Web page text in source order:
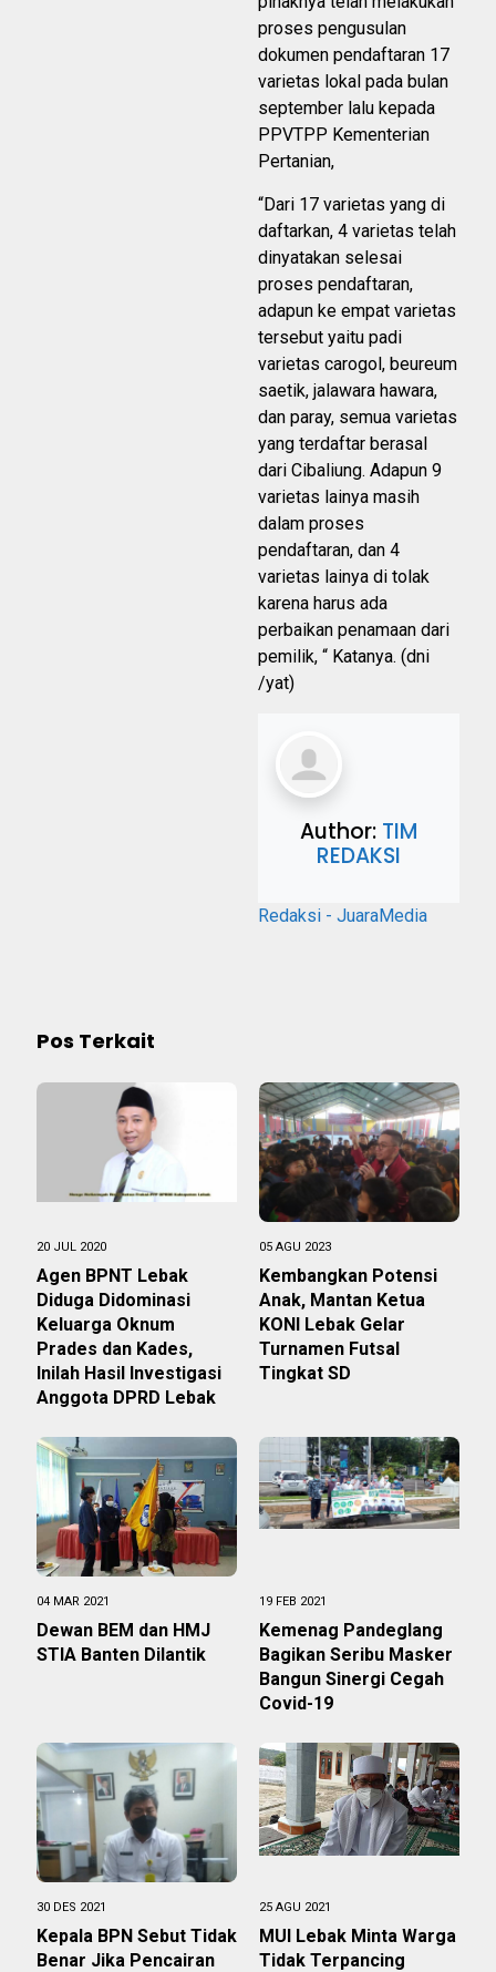
proses pengusulan
dokumen pendaftaran 17
varietas lokal pada bulan
september lalu kepada
PPVTPP Kementerian
Pertanian,
“Dari 17 varietas yang di
daftarkan, 4 varietas telah
dinyatakan selesai
proses pendaftaran,
adapun ke empat varietas
tersebut yaitu padi
varietas carogol, beureum
saetik, jalawara hawara,
dan paray, semua varietas
yang terdaftar berasal
dari Cibaliung. Adapun 9
varietas lainya masih
dalam proses
pendaftaran, dan 4
varietas lainya di tolak
karena harus ada
perbaikan penamaan dari
pemilik, “ Katanya. (dni
/yat)
Author: TIM
REDAKSI
Redaksi - JuaraMedia
Pos Terkait
20 JUL 2020
Agen BPNT Lebak
Diduga Didominasi
Keluarga Oknum
Prades dan Kades,
Inilah Hasil Investigasi
Anggota DPRD Lebak
05 AGU 2023
Kembangkan Potensi
Anak, Mantan Ketua
KONI Lebak Gelar
Turnamen Futsal
Tingkat SD
04 MAR 2021
Dewan BEM dan HMJ
STIA Banten Dilantik
19 FEB 2021
Kemenag Pandeglang
Bagikan Seribu Masker
Bangun Sinergi Cegah
Covid-19
30 DES 2021
Kepala BPN Sebut Tidak
Benar Jika Pencairan
25 AGU 2021
MUI Lebak Minta Warga
Tidak Terpancing